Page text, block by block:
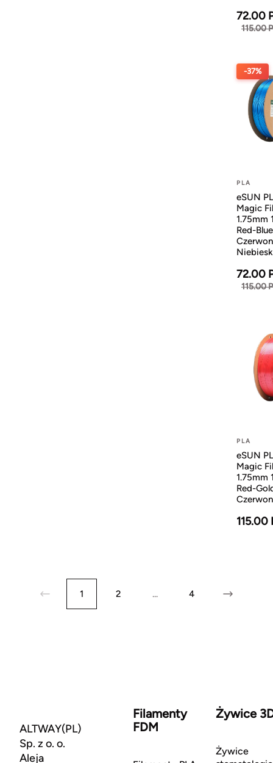
72.00
115.00
-37%
PLA
eSUN
Magic
1.75mm
Red-Blue
72.00
115.00
PLA
eSUN
Magic
1.75mm
Red-
115.00
1 2 ... 4
ALTWAY(PL)
Sp. z o. o.
Aleja
Filamenty
FDM
Żywice
Żywice